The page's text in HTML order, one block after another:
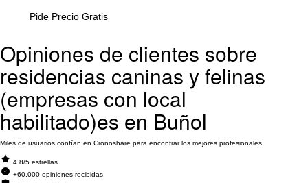
Pide Precio Gratis
Opiniones de clientes sobre
residencias caninas y felinas
(empresas con local
habilitado)es en Buñol
Miles de usuarios confían en Cronoshare para encontrar los mejores profesionales
4.8/5 estrellas
+60.000 opiniones recibidas